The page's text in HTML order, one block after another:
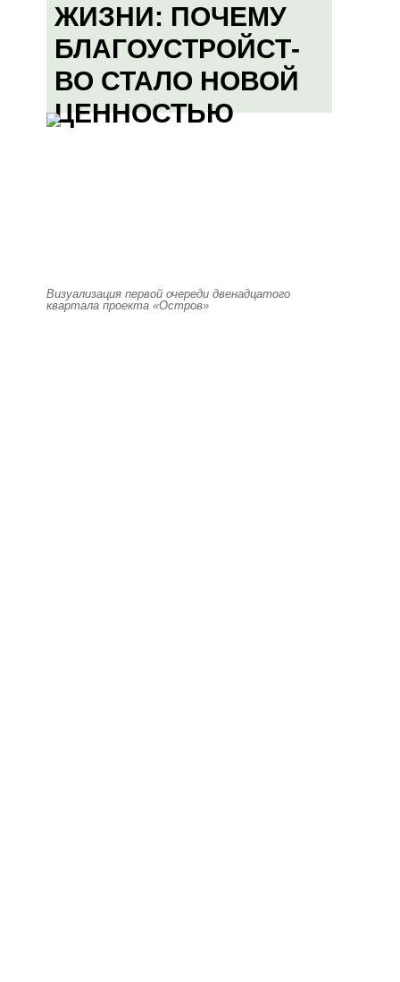
ЖИЗНИ: ПОЧЕМУ
БЛАГОУСТРОЙСТ-
ВО СТАЛО НОВОЙ
ЦЕННОСТЬЮ
Визуализация первой очереди двенадцатого
квартала проекта «Остров»